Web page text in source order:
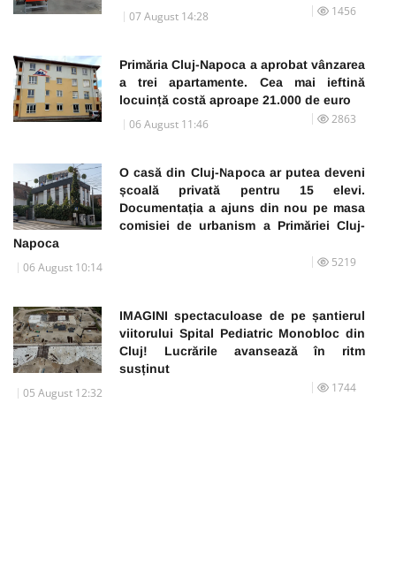
07 August 14:28 1456
Primăria Cluj-Napoca a aprobat vânzarea
a trei apartamente. Cea mai ieftină
locuință costă aproape 21.000 de euro
06 August 11:46 2863
O casă din Cluj-Napoca ar putea deveni
școală privată pentru 15 elevi.
Documentația a ajuns din nou pe masa
comisiei de urbanism a Primăriei Cluj-
Napoca
06 August 10:14 5219
IMAGINI spectaculoase de pe șantierul
viitorului Spital Pediatric Monobloc din
Cluj! Lucrările avansează în ritm
susținut
05 August 12:32 1744